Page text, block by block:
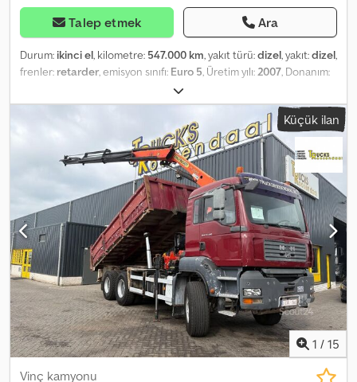
Talep etmek Ara
Durum: ikinci el, kilometre: 547.000 km, yakıt türü:dizel, yakıt:dizel,
frenler: retarder, emisyon sınıfı: Euro 5, Üretim yılı:2007, Donanım:
, Three-way tipper Engine capacity: 8,000 cc
Auxiliary heating Crjdpfxsydawis Acmjf Full service history
Küçük ilan
1 / 15
Vinç kamyonu